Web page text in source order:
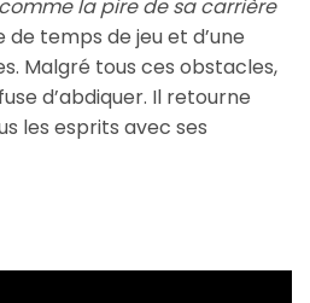
la pire de sa carrière
de temps de jeu et d’une
Malgré tous ces obstacles,
d’abdiquer. Il retourne
les esprits avec ses